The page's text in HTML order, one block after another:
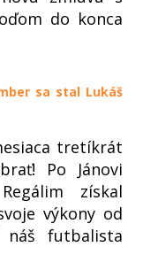
do konca
sa stal Lukáš
tretíkrát
Po Jánovi
získal
výkony od
futbalista